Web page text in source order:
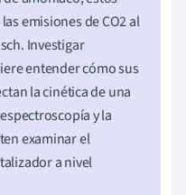
emisiones de CO2 al
Investigar
entender cómo sus
la cinética de una
y la
examinar el
a nivel